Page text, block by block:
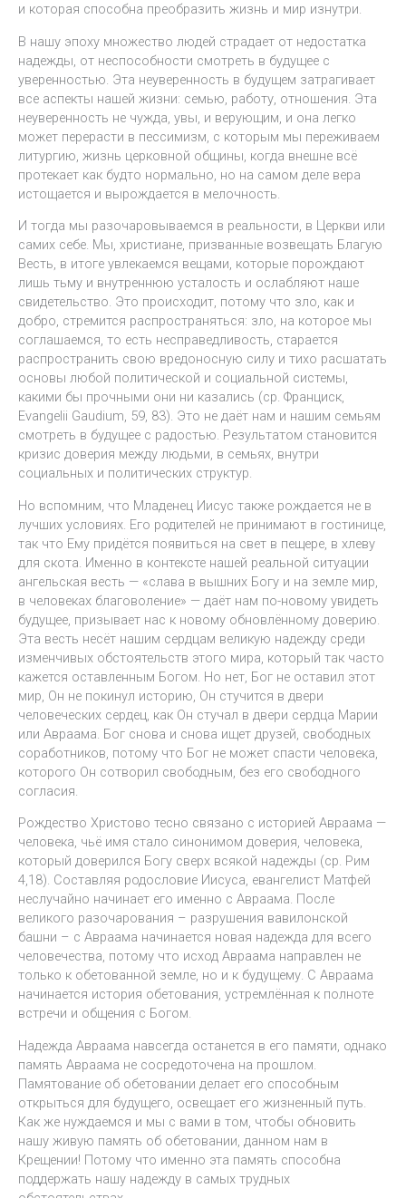
и которая способна преобразить жизнь и мир изнутри.
В нашу эпоху множество людей страдает от недостатка
надежды, от неспособности смотреть в будущее с
уверенностью. Эта неуверенность в будущем затрагивает
все аспекты нашей жизни: семью, работу, отношения. Эта
неуверенность не чужда, увы, и верующим, и она легко
может перерасти в пессимизм, с которым мы переживаем
литургию, жизнь церковной общины, когда внешне всё
протекает как будто нормально, но на самом деле вера
истощается и вырождается в мелочность.
И тогда мы разочаровываемся в реальности, в Церкви или
самих себе. Мы, христиане, призванные возвещать Благую
Весть, в итоге увлекаемся вещами, которые порождают
лишь тьму и внутреннюю усталость и ослабляют наше
свидетельство. Это происходит, потому что зло, как и
добро, стремится распространяться: зло, на которое мы
соглашаемся, то есть несправедливость, старается
распространить свою вредоносную силу и тихо расшатать
основы любой политической и социальной системы,
какими бы прочными они ни казались (ср. Франциск,
Evangelii Gaudium, 59, 83). Это не даёт нам и нашим семьям
смотреть в будущее с радостью. Результатом становится
кризис доверия между людьми, в семьях, внутри
социальных и политических структур.
Но вспомним, что Младенец Иисус также рождается не в
лучших условиях. Его родителей не принимают в гостинице,
так что Ему придётся появиться на свет в пещере, в хлеву
для скота. Именно в контексте нашей реальной ситуации
ангельская весть — «слава в вышних Богу и на земле мир,
в человеках благоволение» — даёт нам по-новому увидеть
будущее, призывает нас к новому обновлённому доверию.
Эта весть несёт нашим сердцам великую надежду среди
изменчивых обстоятельств этого мира, который так часто
кажется оставленным Богом. Но нет, Бог не оставил этот
мир, Он не покинул историю, Он стучится в двери
человеческих сердец, как Он стучал в двери сердца Марии
или Авраама. Бог снова и снова ищет друзей, свободных
соработников, потому что Бог не может спасти человека,
которого Он сотворил свободным, без его свободного
согласия.
Рождество Христово тесно связано с историей Авраама —
человека, чьё имя стало синонимом доверия, человека,
который доверился Богу сверх всякой надежды (ср. Рим
4,18). Составляя родословие Иисуса, евангелист Матфей
неслучайно начинает его именно с Авраама. После
великого разочарования – разрушения вавилонской
башни – с Авраама начинается новая надежда для всего
человечества, потому что исход Авраама направлен не
только к обетованной земле, но и к будущему. С Авраама
начинается история обетования, устремлённая к полноте
встречи и общения с Богом.
Надежда Авраама навсегда останется в его памяти, однако
память Авраама не сосредоточена на прошлом.
Памятование об обетовании делает его способным
открыться для будущего, освещает его жизненный путь.
Как же нуждаемся и мы с вами в том, чтобы обновить
нашу живую память об обетовании, данном нам в
Крещении! Потому что именно эта память способна
поддержать нашу надежду в самых трудных